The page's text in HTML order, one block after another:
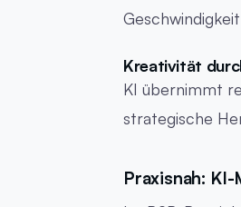
Kreativität
KI übernimmt
strategische
Praxisnah: